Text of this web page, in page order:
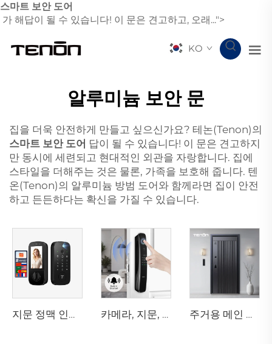
스마트 보안 도어
가 해답이 될 수 있습니다! 이 문은 견고하고, 오래...">
KO
알루미늄 보안 문
집을 더욱 안전하게 만들고 싶으신가요? 테논(Tenon)의
스마트 보안 도어 답이 될 수 있습니다! 이 문은 견고하지
만 동시에 세련되고 현대적인 외관을 자랑합니다. 집에
스타일을 더해주는 것은 물론, 가족을 보호해 줍니다. 텐
온(Tenon)의 알루미늄 방범 도어와 함께라면 집이 안전
하고 든든하다는 확신을 가질 수 있습니다.
지문 정맥 인식 카드가 있는 스마트 전자 디지털 잠금장치 Tenon K10 Pro 카메라, 지문, 비밀번호, 정맥 인식 기능이 있는 3D 얼굴 도어록 Tenon A9 Pro 주거용 메인 엔트리 럭셔리 알루미늄 보안 스마트 도어 M8